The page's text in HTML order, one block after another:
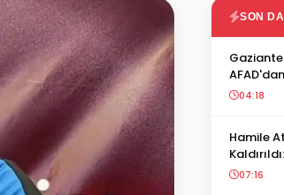
SON
04:18
Hamile
07:16